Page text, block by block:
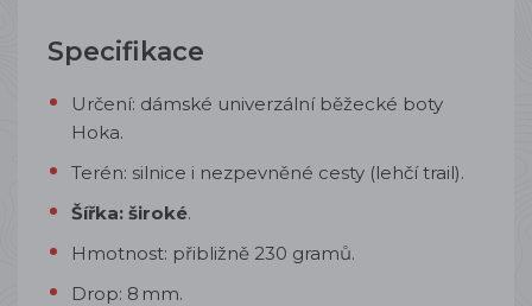
Specifikace
Určení: dámské univerzální běžecké boty
Hoka.
Terén: silnice i nezpevněné cesty (lehčí trail).
Šířka: široké.
Hmotnost: přibližně 230 gramů.
Drop: 8 mm.